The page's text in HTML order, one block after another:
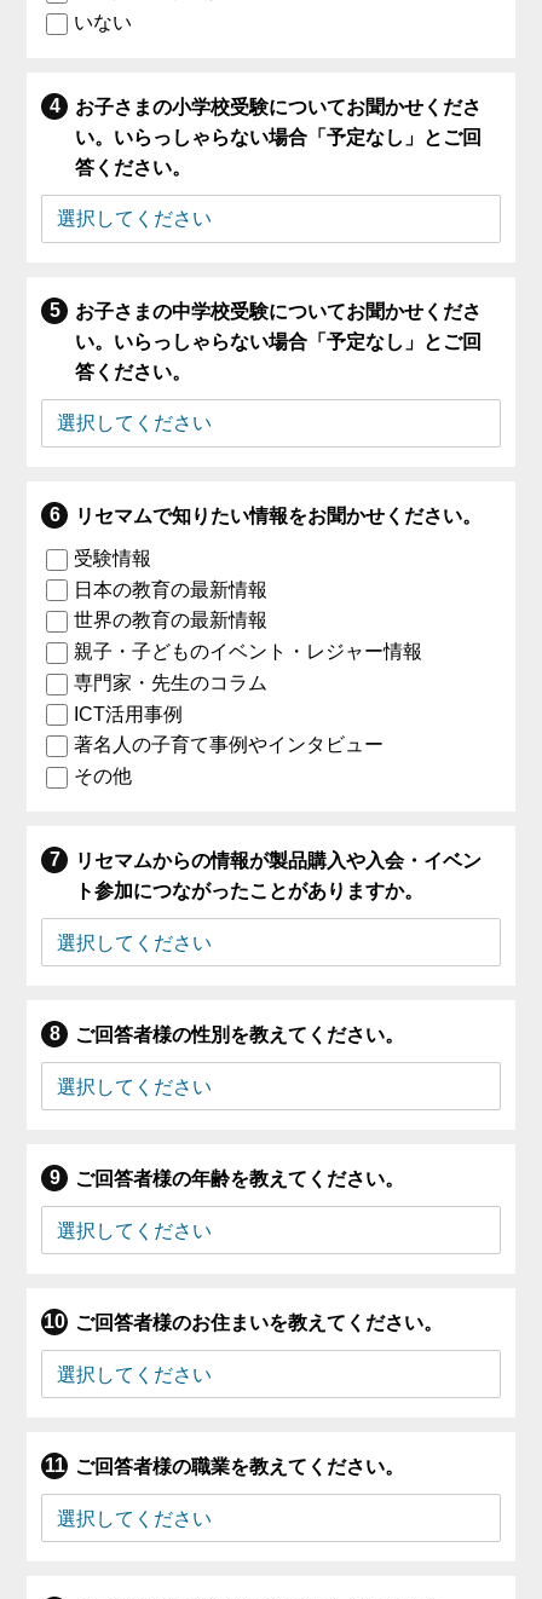
いない
お子さまの小学校受験についてお聞かせくださ
い。いらっしゃらない場合「予定なし」とご回
答ください。
お子さまの中学校受験についてお聞かせくださ
い。いらっしゃらない場合「予定なし」とご回
答ください。
リセマムで知りたい情報をお聞かせください。
受験情報
日本の教育の最新情報
世界の教育の最新情報
親子・子どものイベント・レジャー情報
専門家・先生のコラム
ICT活用事例
著名人の子育て事例やインタビュー
その他
リセマムからの情報が製品購入や入会・イベン
ト参加につながったことがありますか。
ご回答者様の性別を教えてください。
ご回答者様の年齢を教えてください。
ご回答者様のお住まいを教えてください。
ご回答者様の職業を教えてください。